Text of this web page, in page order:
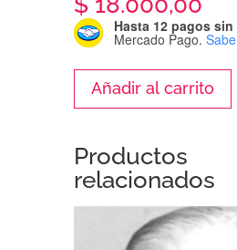
Hasta 12 pagos sin
Mercado Pago.
IDEAS
PRINCIPALES
LIBERMAN
cantidad
Añadir al carrito
Productos
relacionados